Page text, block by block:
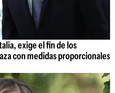
exige el fin de los
con medidas proporcionales